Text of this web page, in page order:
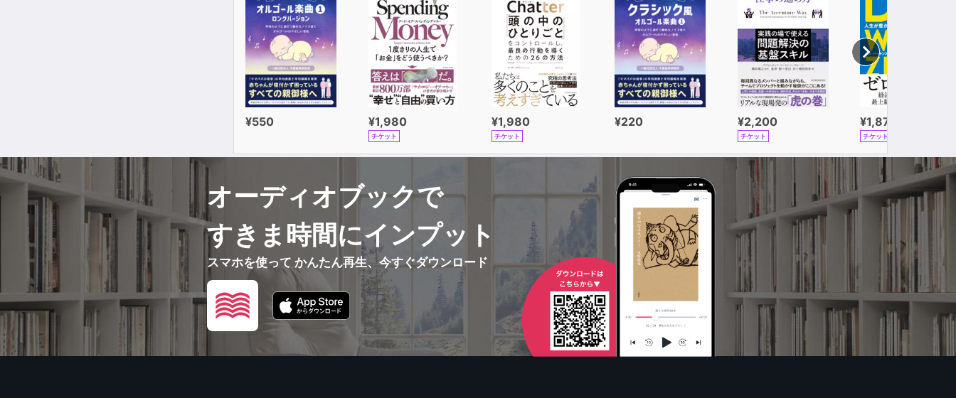
¥550 ¥1,980
チケット
¥1,980
チケット
¥220 ¥2,200
チケット
¥1,870
チケット
オーディオブックで
すきま時間にインプット
スマホを使って かんたん再生、今すぐダウンロード